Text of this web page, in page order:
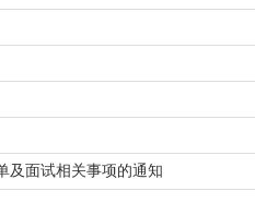
及面试相关事项的通知